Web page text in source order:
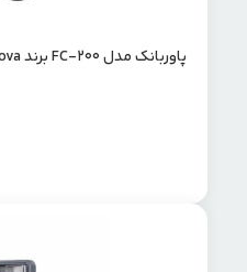
پاوربانک مدل FC-200 برند X-inova ظرفیت 20000 میلی آمپر